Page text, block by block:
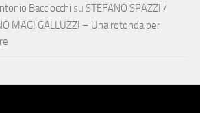
Bacciocchi su STEFANO SPAZZI /
MAGI GALLUZZI – Una rotonda per